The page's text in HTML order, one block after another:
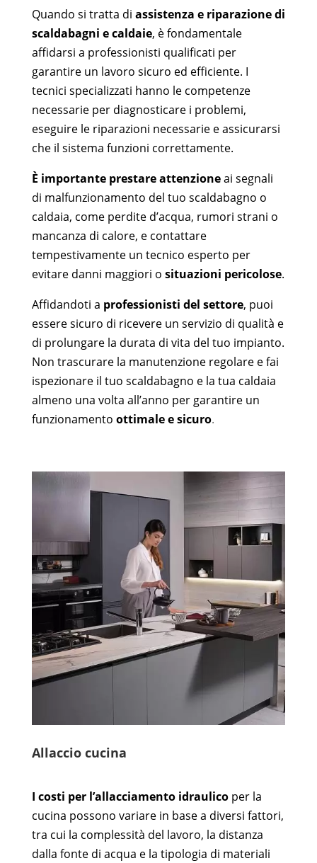
Quando si tratta di assistenza e riparazione di
scaldabagni e caldaie, è fondamentale
affidarsi a professionisti qualificati per
garantire un lavoro sicuro ed efficiente. I
tecnici specializzati hanno le competenze
necessarie per diagnosticare i problemi,
eseguire le riparazioni necessarie e assicurarsi
che il sistema funzioni correttamente.
È importante prestare attenzioneai segnali
di malfunzionamento del tuo scaldabagno o
caldaia, come perdite d’acqua, rumori strani o
mancanza di calore, e contattare
tempestivamente un tecnico esperto per
evitare danni maggiori o situazioni pericolose.
Affidandoti a professionisti del settore, puoi
essere sicuro di ricevere un servizio di qualità e
di prolungare la durata di vita del tuo impianto.
Non trascurare la manutenzione regolare e fai
ispezionare il tuo scaldabagno e la tua caldaia
almeno una volta all’anno per garantire un
funzionamento ottimale e sicuro.
Allaccio cucina
I costi per l’allacciamento idraulico per la
cucina possono variare in base a diversi fattori,
tra cui la complessità del lavoro, la distanza
dalla fonte di acqua e la tipologia di materiali